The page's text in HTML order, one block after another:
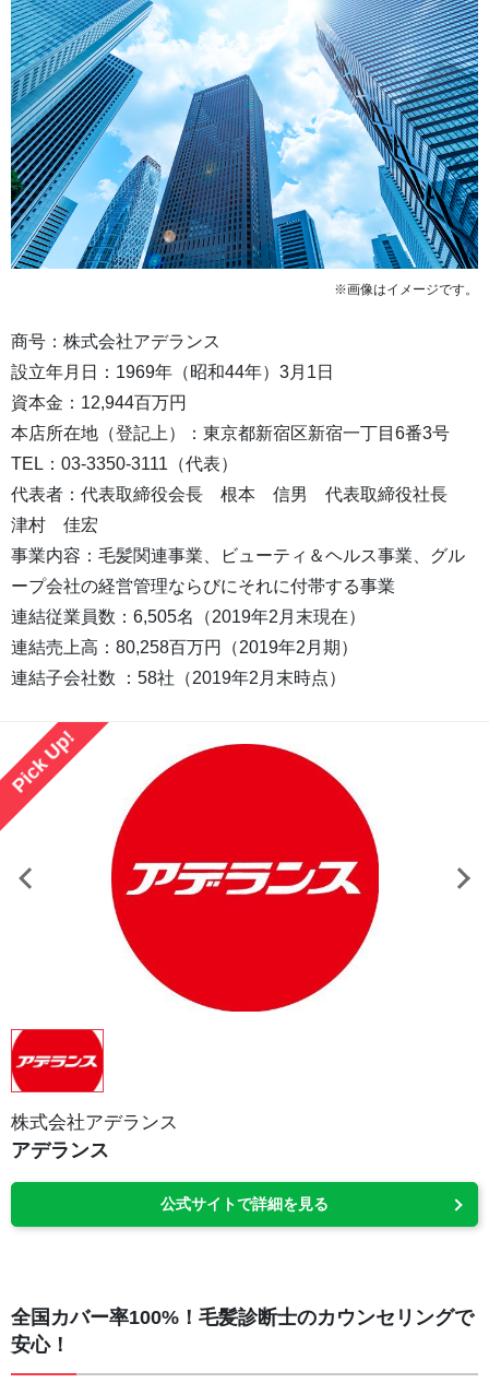
※画像はイメージです。
商号：株式会社アデランス
設立年月日：1969年（昭和44年）3月1日
資本金：12,944百万円
本店所在地（登記上）：東京都新宿区新宿一丁目6番3号
TEL：03-3350-3111（代表）
代表者：代表取締役会長 根本 信男 代表取締役社長
津村 佳宏
事業内容：毛髪関連事業、ビューティ＆ヘルス事業、グル
ープ会社の経営管理ならびにそれに付帯する事業
連結従業員数：6,505名（2019年2月末現在）
連結売上高：80,258百万円（2019年2月期）
連結子会社数 ：58社（2019年2月末時点）
Pick Up!
株式会社アデランス
アデランス
公式サイトで詳細を見る
全国カバー率100%！毛髪診断士のカウンセリングで
安心！